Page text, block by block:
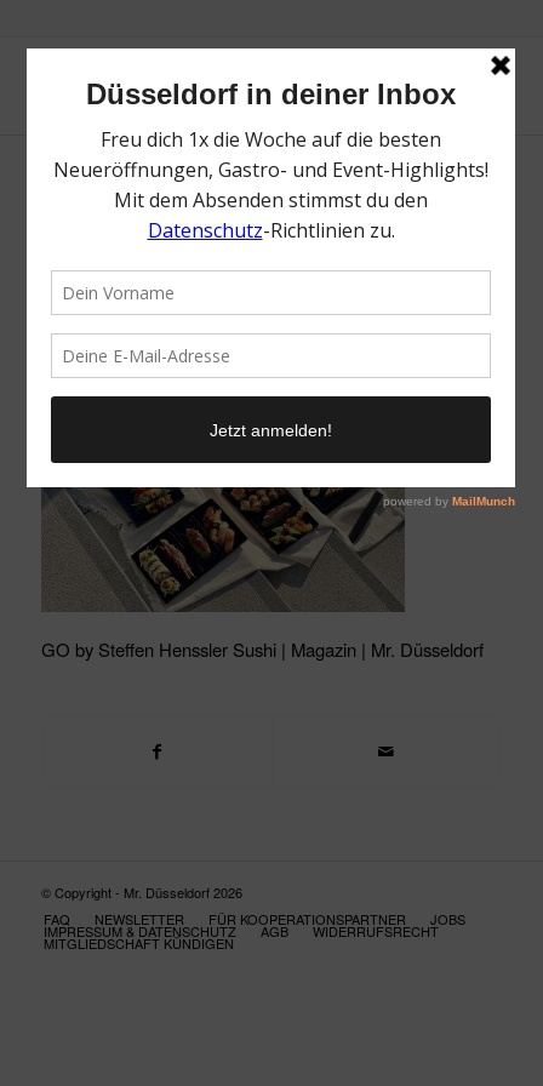
GO by Steffen Henssler Sushi | Magazin |
GO by Steffen Henssler Sushi | Magazin | Mr. Düsseldorf
© Copyright - Mr. Düsseldorf 2026
FAQ
NEWSLETTER FÜR KOOPERATIONSPARTNER JOBS
IMPRESSUM & DATENSCHUTZ AGB WIDERRUFSRECHT
MITGLIEDSCHAFT KÜNDIGEN